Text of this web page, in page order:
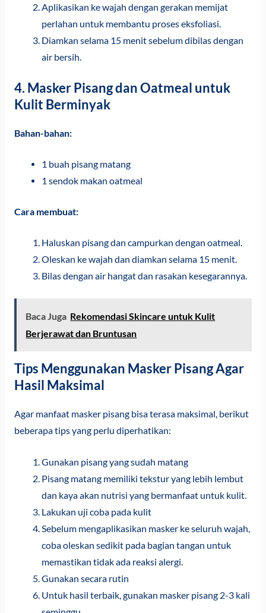
Aplikasikan ke wajah dengan gerakan memijat
perlahan untuk membantu proses eksfoliasi.
Diamkan selama 15 menit sebelum dibilas dengan
air bersih.
4. Masker Pisang dan Oatmeal untuk
Kulit Berminyak
Bahan-bahan:
1 buah pisang matang
1 sendok makan oatmeal
Cara membuat:
Haluskan pisang dan campurkan dengan oatmeal.
Oleskan ke wajah dan diamkan selama 15 menit.
Bilas dengan air hangat dan rasakan kesegarannya.
Baca Juga Rekomendasi Skincare untuk Kulit
Berjerawat dan Bruntusan
Tips Menggunakan Masker Pisang Agar
Hasil Maksimal
Agar manfaat masker pisang bisa terasa maksimal, berikut
beberapa tips yang perlu diperhatikan:
Gunakan pisang yang sudah matang
Pisang matang memiliki tekstur yang lebih lembut
dan kaya akan nutrisi yang bermanfaat untuk kulit.
Lakukan uji coba pada kulit
Sebelum mengaplikasikan masker ke seluruh wajah,
coba oleskan sedikit pada bagian tangan untuk
memastikan tidak ada reaksi alergi.
Gunakan secara rutin
Untuk hasil terbaik, gunakan masker pisang 2-3 kali